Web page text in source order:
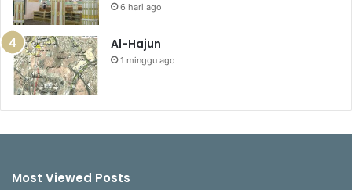
6 hari ago
Al-Hajun
1 minggu ago
Most Viewed Posts